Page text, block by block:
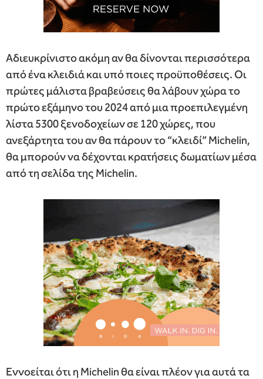
Αδιευκρίνιστο ακόμη αν θα δίνονται περισσότερα
από ένα κλειδιά και υπό ποιες προϋποθέσεις. Οι
πρώτες μάλιστα βραβεύσεις θα λάβουν χώρα το
πρώτο εξάμηνο του 2024 από μια προεπιλεγμένη
λίστα 5300 ξενοδοχείων σε 120 χώρες, που
ανεξάρτητα του αν θα πάρουν το “κλειδί” Michelin,
θα μπορούν να δέχονται κρατήσεις δωματίων μέσα
από τη σελίδα της Michelin.
Εννοείται ότι η Michelin θα είναι πλέον για αυτά τα